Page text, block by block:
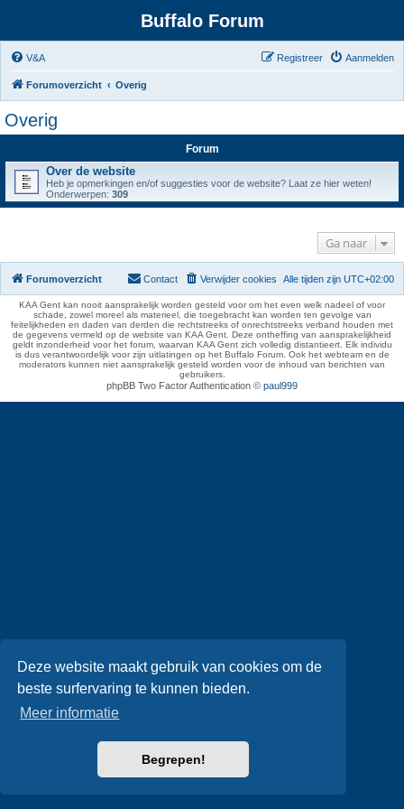
Deze website maakt gebruik van cookies om de
beste surfervaring te kunnen bieden.
Meer informatie
Begrepen!
Buffalo Forum
V&A Aanmelden
Registreer
Forumoverzicht Overig
Overig
Forum
Over de website
Heb je opmerkingen en/of suggesties voor de website? Laat ze hier weten!
Onderwerpen: 309
Ga naar
Forumoverzicht Alle tijden zijn UTC+02:00
Verwijder cookies
Contact
KAA Gent kan nooit aansprakelijk worden gesteld voor om het even welk nadeel of voor
schade, zowel moreel als materieel, die toegebracht kan worden ten gevolge van
feitelijkheden en daden van derden die rechtstreeks of onrechtstreeks verband houden met
de gegevens vermeld op de website van KAA Gent. Deze ontheffing van aansprakelijkheid
geldt inzonderheid voor het forum, waarvan KAA Gent zich volledig distantieert. Elk individu
is dus verantwoordelijk voor zijn uitlatingen op het Buffalo Forum. Ook het webteam en de
moderators kunnen niet aansprakelijk gesteld worden voor de inhoud van berichten van
gebruikers.
phpBB Two Factor Authentication © paul999